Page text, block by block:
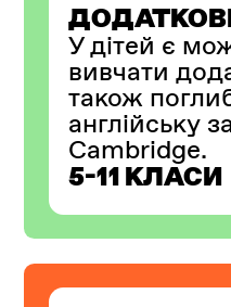
У дітей є
вивчати
також
англійську
Cambridge.
5-11 КЛАСИ